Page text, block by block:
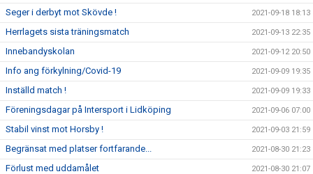
Seger i derbyt mot Skövde ! 2021-09-18 18:13
Herrlagets sista träningsmatch 2021-09-13 22:35
Innebandyskolan 2021-09-12 20:50
Info ang förkylning/Covid-19 2021-09-09 19:35
Inställd match ! 2021-09-09 19:33
Föreningsdagar på Intersport i Lidköping 2021-09-06 07:00
Stabil vinst mot Horsby ! 2021-09-03 21:59
Begränsat med platser fortfarande... 2021-08-30 21:23
Förlust med uddamålet 2021-08-30 21:07